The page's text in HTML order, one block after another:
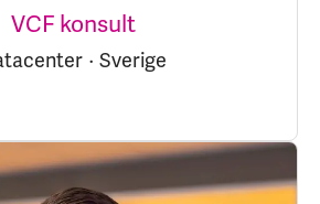
VCF konsult
· Sverige